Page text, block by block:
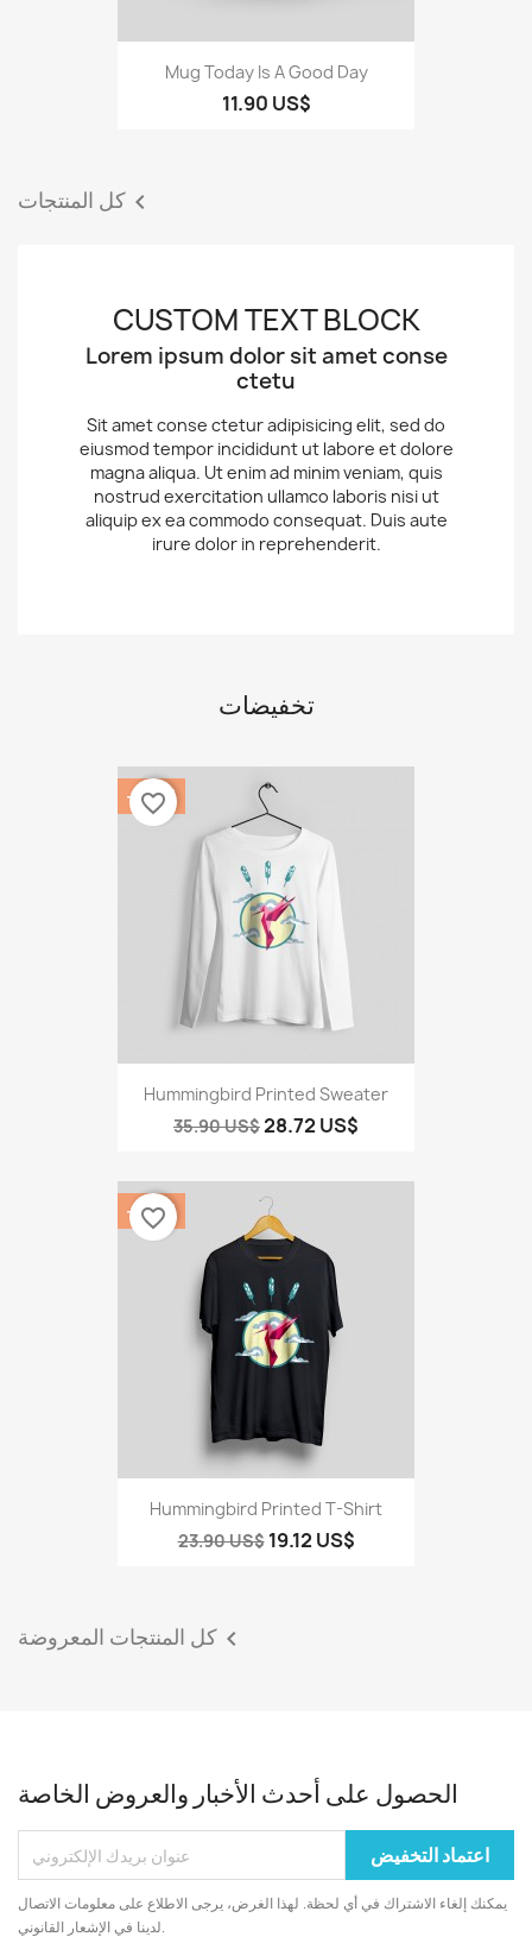
Mug Today Is A Good Day
11.90 US$
كل المنتجات 
CUSTOM TEXT BLOCK
Lorem ipsum dolor sit amet conse
ctetu
Sit amet conse ctetur adipisicing elit, sed do
eiusmod tempor incididunt ut labore et dolore
magna aliqua. Ut enim ad minim veniam, quis
nostrud exercitation ullamco laboris nisi ut
aliquip ex ea commodo consequat. Duis aute
irure dolor in reprehenderit.
تخفيضات
Hummingbird Printed Sweater
35.90 US$28.72 US$
‎-20%
favorite_border
Hummingbird Printed T-Shirt
23.90 US$ 19.12 US$
‎-20%
favorite_border
كل المنتجات المعروضة 
الحصول على أحدث الأخبار والعروض الخاصة
يمكنك إلغاء الاشتراك في أي لحظة. لهذا الغرض، يرجى الاطلاع على معلومات الاتصال
لدينا في الإشعار القانوني.